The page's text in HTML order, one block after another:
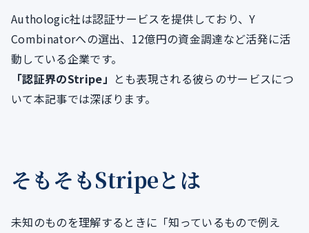
Authologic社は認証サービスを提供しており、Y
Combinatorへの選出、12億円の資金調達など活発に活
動している企業です。
「認証界のStripe」 とも表現される彼らのサービスにつ
いて本記事では深ぼります。
そもそもStripeとは
未知のものを理解するときに「知っているもので例え